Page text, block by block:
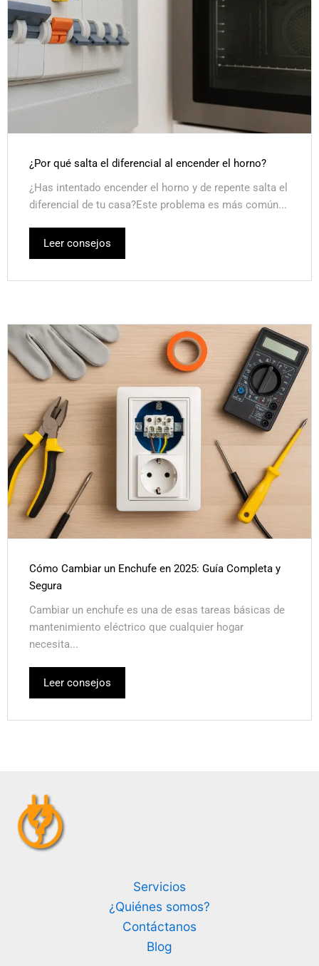
¿Por qué salta el diferencial al encender el horno?
¿Has intentado encender el horno y de repente salta el
diferencial de tu casa?Este problema es más común...
Leer consejos
Cómo Cambiar un Enchufe en 2025: Guía Completa y
Segura
Cambiar un enchufe es una de esas tareas básicas de
mantenimiento eléctrico que cualquier hogar
necesita...
Leer consejos
Servicios
¿Quiénes somos?
Contáctanos
Blog